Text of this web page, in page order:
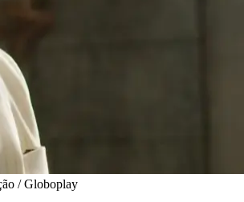
/ Globoplay